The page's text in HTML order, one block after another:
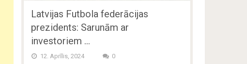
Latvijas Futbola federācijas
prezidents: Sarunām ar
investoriem …
12. Aprīlis, 2024 0